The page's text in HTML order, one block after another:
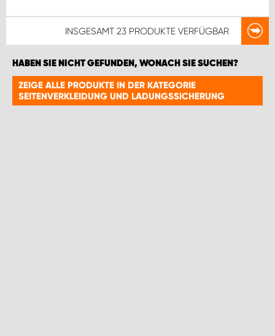
INSGESAMT 23 PRODUKTE VERFÜGBAR
HABEN SIE NICHT GEFUNDEN, WONACH SIE SUCHEN?
ZEIGE ALLE PRODUKTE IN DER KATEGORIE
SEITENVERKLEIDUNG UND LADUNGSSICHERUNG